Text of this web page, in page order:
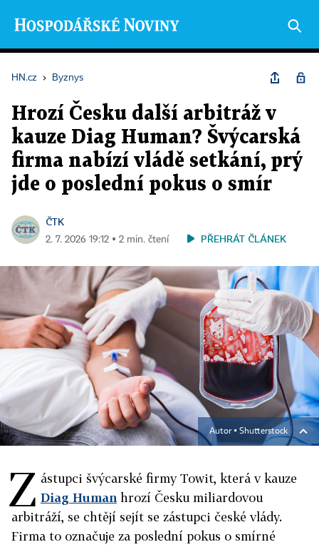
HN.cz › Byznys
Hrozí Česku další arbitráž v
kauze Diag Human? Švýcarská
firma nabízí vládě setkání, prý
jde o poslední pokus o smír
ČTK
2. 7. 2026 19:12 ▪ 2 min. čtení PŘEHRÁT ČLÁNEK
Autor ▪ Shutterstock
Z ástupci švýcarské firmy Towit, která v kauze
Diag Human hrozí Česku miliardovou
arbitráží, se chtějí sejít se zástupci české vlády.
Firma to označuje za poslední pokus o smírné